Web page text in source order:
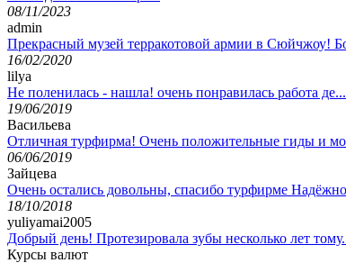
08/11/2023
admin
Прекрасный музей терракотовой армии в Сюйчжоу!
16/02/2020
lilya
Не поленилась - нашла! очень понравилась работа де...
19/06/2019
Васильева
Отличная турфирма! Очень положительные гиды и
06/06/2019
Зайцева
Очень остались довольны, спасибо турфирме
18/10/2018
yuliyamai2005
Добрый день! Протезировала зубы несколько лет
Курсы валют